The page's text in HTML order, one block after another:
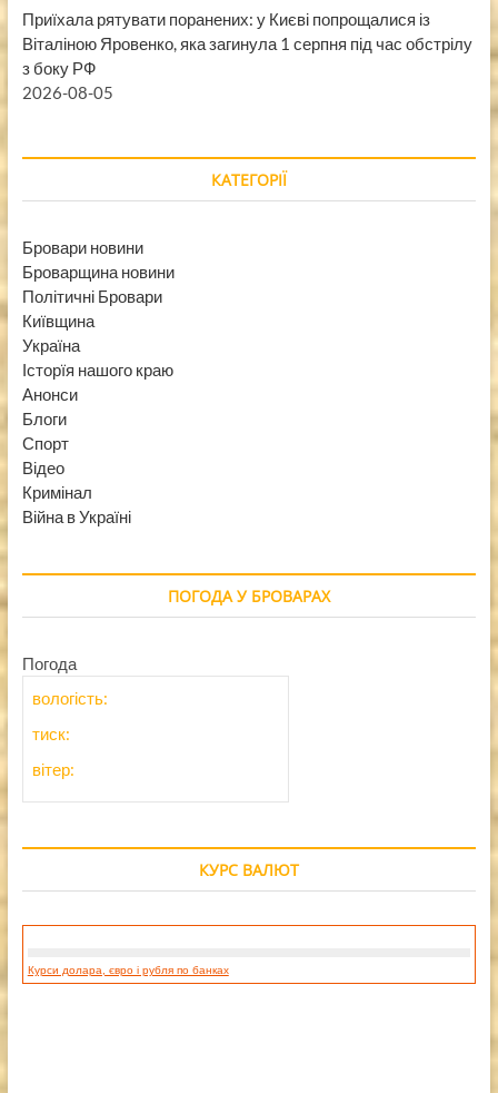
Приїхала рятувати поранених: у Києві попрощалися із
Віталіною Яровенко, яка загинула 1 серпня під час обстрілу
з боку РФ
2026-08-05
КАТЕГОРІЇ
Бровари новини
Броварщина новини
Політичні Бровари
Київщина
Україна
Історїя нашого краю
Анонси
Блоги
Спорт
Відео
Кримінал
Війна в Україні
ПОГОДА У БРОВАРАХ
Погода
вологість:
тиск:
вітер:
КУРС ВАЛЮТ
Курси долара, євро і рубля по банках